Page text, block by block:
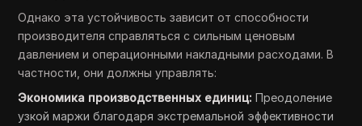
Однако эта устойчивость зависит от способности
производителя справляться с сильным ценовым
давлением и операционными накладными расходами. В
частности, они должны управлять:
Экономика производственных единиц: Преодоление
узкой маржи благодаря экстремальной эффективности